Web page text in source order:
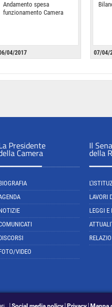
Andamento spesa
funzionamento Camera
04/2017 07/04/
Presidente
Camera
VIDEO
Il
della
LAVORI
LEGGI E